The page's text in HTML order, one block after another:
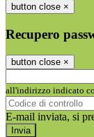
button close ×
Recupero
button close ×
all'indirizzo indicato
E-mail inviata, si